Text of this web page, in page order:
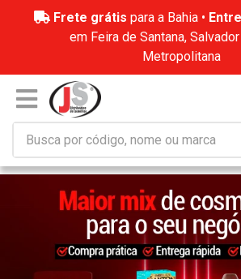
Frete grátis para a Bahia •
em Feira de Santana,
Metropolitana